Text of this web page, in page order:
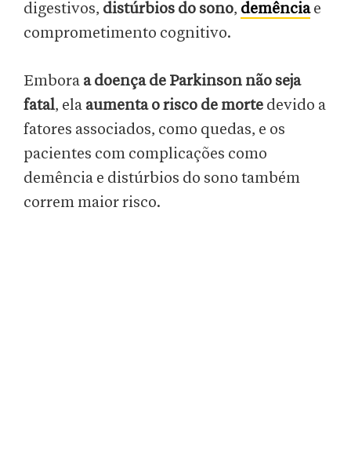
digestivos, distúrbios do sono, demênciae
comprometimento cognitivo.
Embora a doença de Parkinson não seja
fatal, ela aumenta o risco de morte devido a
fatores associados, como quedas, e os
pacientes com complicações como
demência e distúrbios do sono também
correm maior risco.